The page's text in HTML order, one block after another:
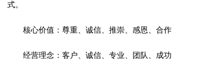
式。
核心价值：尊重、诚信、推崇、感恩、合作
经营理念：客户、诚信、专业、团队、成功